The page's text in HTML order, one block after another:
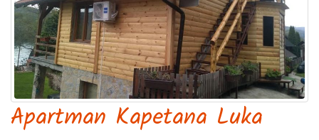
Apartman Kapetana Luka